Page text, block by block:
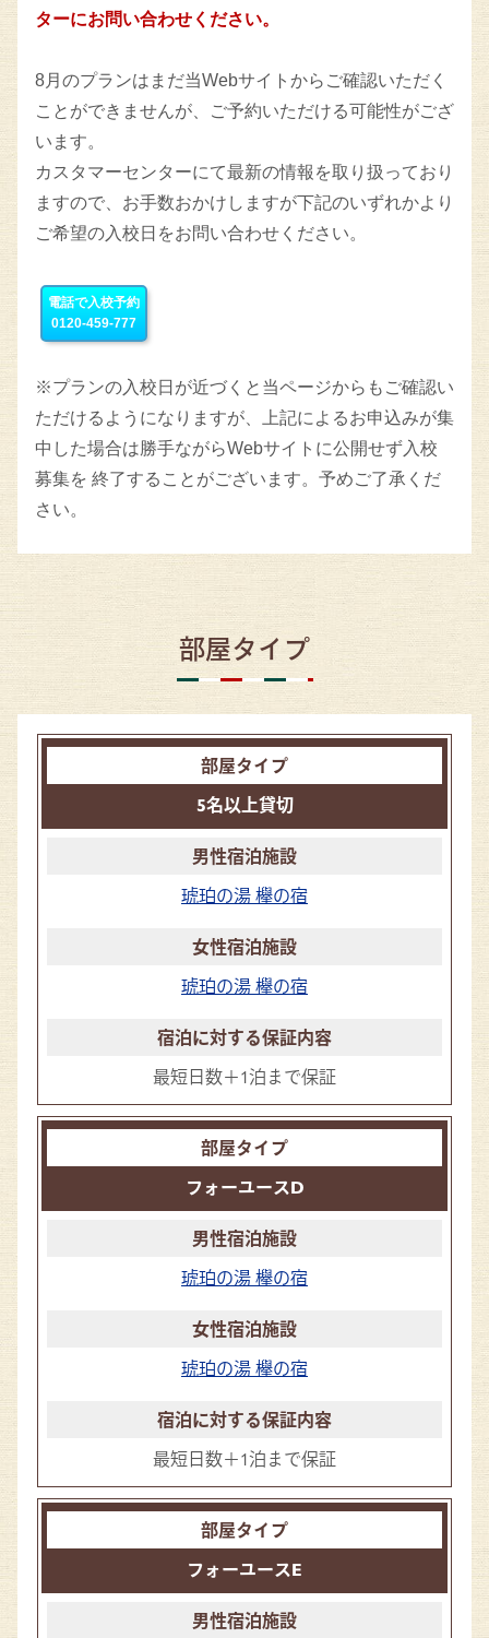
ターにお問い合わせください。
8月のプランはまだ当Webサイトからご確認いただく
ことができませんが、ご予約いただける可能性がござ
います。
カスタマーセンターにて最新の情報を取り扱っており
ますので、お手数おかけしますが下記のいずれかより
ご希望の入校日をお問い合わせください。
電話で入校予約
0120-459-777
※プランの入校日が近づくと当ページからもご確認い
ただけるようになりますが、上記によるお申込みが集
中した場合は勝手ながらWebサイトに公開せず入校
募集を 終了することがございます。予めご了承くだ
さい。
部屋タイプ
5名以上貸切
琥珀の湯 欅の宿
琥珀の湯 欅の宿
最短日数＋1泊まで保証
フォーユースD
琥珀の湯 欅の宿
琥珀の湯 欅の宿
最短日数＋1泊まで保証
フォーユースE